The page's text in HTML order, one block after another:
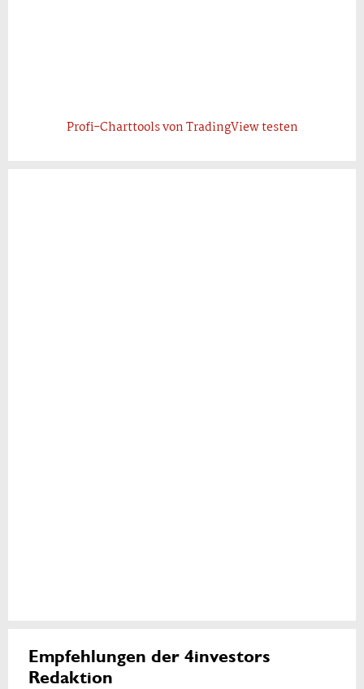
Profi-Charttools von TradingView testen
Empfehlungen der 4investors
Redaktion